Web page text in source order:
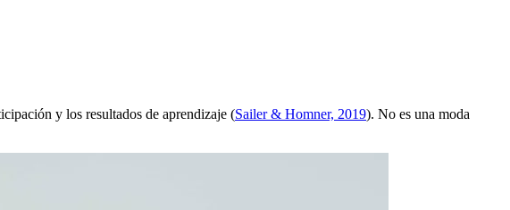
y los resultados de aprendizaje (Sailer & Homner, 2019). No es una moda